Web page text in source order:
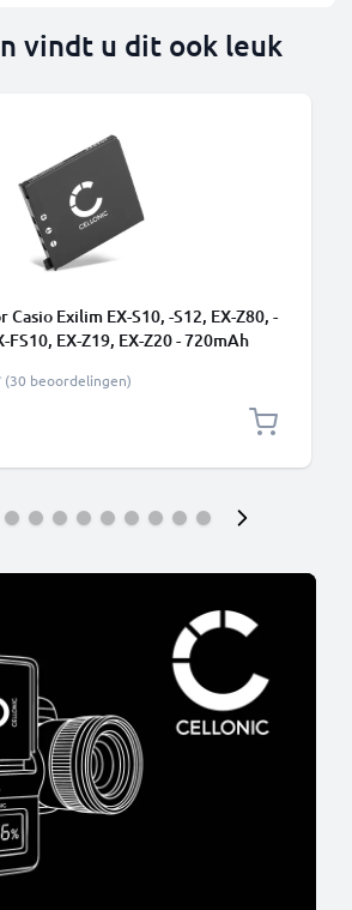
vindt u dit ook leuk
Casio Exilim EX-S10, -S12, EX-Z80, -
FS10, EX-Z19, EX-Z20 - 720mAh
(30 beoordelingen)